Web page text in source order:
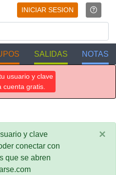
INICIAR SESION
SALIDAS NOTAS
usuario y clave
cuenta gratis.
y clave
conectar con
que se abren
×